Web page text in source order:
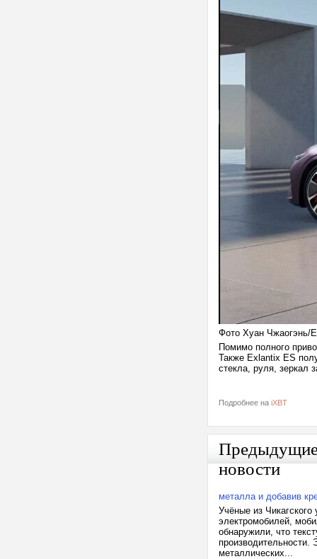
Фото Хуан Чжаогэнь/
Помимо полного
Также Exlantix ES
стекла, руля, зеркал
Подробнее на iXBT
новости
металла и добавив
Учёные из
электромобилей,
обнаружили, что
производительности.
металлических...